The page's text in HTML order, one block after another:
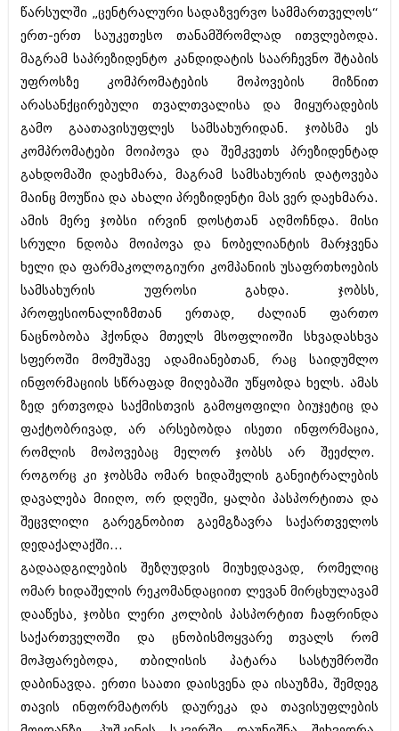
ნოემბერი 2013 (279)
ოქტომბერი 2013 (256)
სექტემბერი 2013 (368)
აგვისტო 2013 (89)
ივლისი 2013 (182)
ივნისი 2013 (212)
მაისი 2013 (259)
აპრილი 2013 (304)
მარტი 2013 (352)
თებერვალი 2013 (204)
დეკემბერი 2012 (98)
ნოემბერი 2012 (295)
ოქტომბერი 2012 (350)
სექტემბერი 2012 (264)
აგვისტო 2012 (268)
ივლისი 2012 (322)
ივნისი 2012 (282)
მაისი 2012 (240)
აპრილი 2012 (294)
მარტი 2012 (259)
თებერვალი 2012 (376)
იანვარი 2012 (322)
ოქტომბერი 2011 (754)
სექტემბერი 2011 (407)
აგვისტო 2011 (249)
ივლისი 2011 (400)
ივნისი 2011 (438)
მაისი 2011 (415)
აპრილი 2011 (294)
მარტი 2011 (654)
თებერვალი 2011 (329)
იანვარი 2011 (647)
(157)
დეკემბერი 2010 (881)
ოქტომბერი 2010 (341)
სექტემბერი 2010 (449)
აგვისტო 2010 (461)
წარსულში „ცენტრალური სადაზვერვო სამმართველოს“
ერთ-ერთ საუკეთესო თანამშრომლად ითვლებოდა.
მაგრამ საპრეზიდენტო კანდიდატის საარჩევნო შტაბის
უფროსზე კომპრომატების მოპოვების მიზნით
არასანქცირებული თვალთვალისა და მიყურადების
გამო გაათავისუფლეს სამსახურიდან. ჯობსმა ეს
კომპრომატები მოიპოვა და შემკვეთს პრეზიდენტად
გახდომაში დაეხმარა, მაგრამ სამსახურის დატოვება
მაინც მოუწია და ახალი პრეზიდენტი მას ვერ დაეხმარა.
ამის მერე ჯობსი ირვინ დოსტთან აღმოჩნდა. მისი
სრული ნდობა მოიპოვა და ნობელიანტის მარჯვენა
ხელი და ფარმაკოლოგიური კომპანიის უსაფრთხოების
სამსახურის უფროსი გახდა. ჯობსს,
პროფესიონალიზმთან ერთად, ძალიან ფართო
ნაცნობობა ჰქონდა მთელს მსოფლიოში სხვადასხვა
სფეროში მომუშავე ადამიანებთან, რაც საიდუმლო
ინფორმაციის სწრაფად მიღებაში უწყობდა ხელს. ამას
ზედ ერთვოდა საქმისთვის გამოყოფილი ბიუჯეტიც და
ფაქტობრივად, არ არსებობდა ისეთი ინფორმაცია,
რომლის მოპოვებაც მელორ ჯობსს არ შეეძლო.
როგორც კი ჯობსმა ომარ ხიდაშელის განეიტრალების
დავალება მიიღო, ორ დღეში, ყალბი პასპორტითა და
შეცვლილი გარეგნობით გაემგზავრა საქართველოს
დედაქალაქში...
გადაადგილების შეზღუდვის მიუხედავად, რომელიც
ომარ ხიდაშელის რეკომანდაციით ლევან მირცხულავამ
დააწესა, ჯობსი ლერი კოლბის პასპორტით ჩაფრინდა
საქართველოში და ცნობისმოყვარე თვალს რომ
მოჰფარებოდა, თბილისის პატარა სასტუმროში
დაბინავდა. ერთი საათი დაისვენა და ისაუზმა, შემდეგ
თავის ინფორმატორს დაურეკა და თავისუფლების